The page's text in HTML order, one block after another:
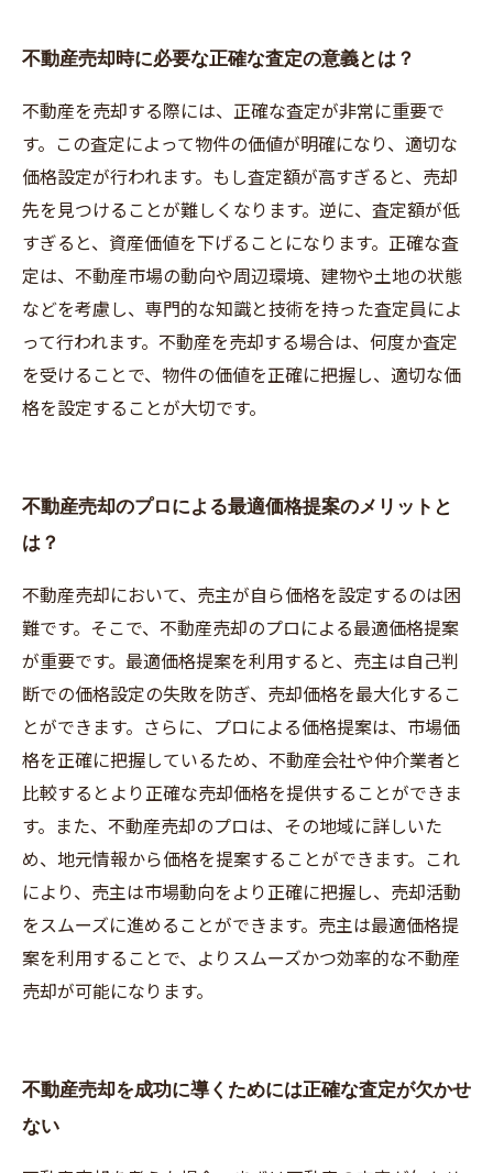
不動産売却時に必要な正確な査定の意義とは？
不動産を売却する際には、正確な査定が非常に重要で
す。この査定によって物件の価値が明確になり、適切な
価格設定が行われます。もし査定額が高すぎると、売却
先を見つけることが難しくなります。逆に、査定額が低
すぎると、資産価値を下げることになります。正確な査
定は、不動産市場の動向や周辺環境、建物や土地の状態
などを考慮し、専門的な知識と技術を持った査定員によ
って行われます。不動産を売却する場合は、何度か査定
を受けることで、物件の価値を正確に把握し、適切な価
格を設定することが大切です。
不動産売却のプロによる最適価格提案のメリットと
は？
不動産売却において、売主が自ら価格を設定するのは困
難です。そこで、不動産売却のプロによる最適価格提案
が重要です。最適価格提案を利用すると、売主は自己判
断での価格設定の失敗を防ぎ、売却価格を最大化するこ
とができます。さらに、プロによる価格提案は、市場価
格を正確に把握しているため、不動産会社や仲介業者と
比較するとより正確な売却価格を提供することができま
す。また、不動産売却のプロは、その地域に詳しいた
め、地元情報から価格を提案することができます。これ
により、売主は市場動向をより正確に把握し、売却活動
をスムーズに進めることができます。売主は最適価格提
案を利用することで、よりスムーズかつ効率的な不動産
売却が可能になります。
不動産売却を成功に導くためには正確な査定が欠かせ
ない